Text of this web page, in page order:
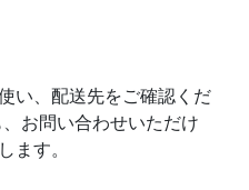
い、配送先をご確認くだ
お問い合わせいただけ
ます。